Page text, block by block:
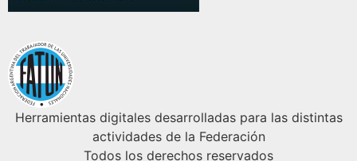
Herramientas digitales desarrolladas para las distintas
actividades de la Federación
Todos los derechos reservados